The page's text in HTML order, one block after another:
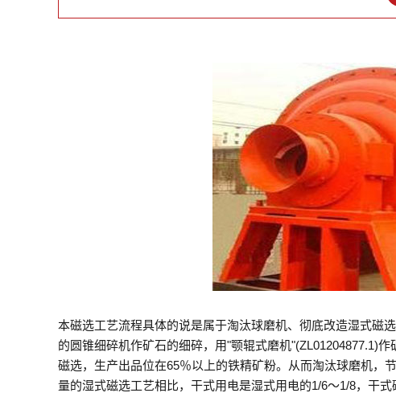
本磁选工艺流程具体的说是属于淘汰球磨机、彻底改造湿式磁
的圆锥细碎机作矿石的细碎，用"颚辊式磨机"(ZL01204877.1)
磁选，生产出品位在65％以上的铁精矿粉。从而淘汰球磨机，
量的湿式磁选工艺相比，干式用电是湿式用电的1/6～1/8，干